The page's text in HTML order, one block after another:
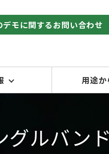
モに関するお問い合わせ
用途
グルバン